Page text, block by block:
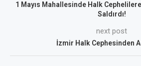
1 Mayıs Mahallesinde Halk
Saldırdı!
next post
İzmir Halk Cephesinden